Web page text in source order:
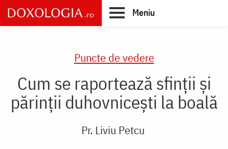
Skip
to
main
Meniu
Puncte de vedere
Cum se raportează sfinţii şi
părinţii duhovniceşti la boală
Pr. Liviu Petcu